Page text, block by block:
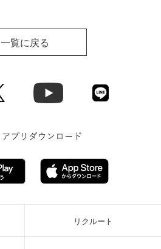
一覧に戻る
リクルート